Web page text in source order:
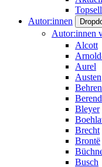
Autor:innen
Autor:innen
Alcott
Aurel
Austen
Berend
Bleyer
Brecht
Brontë
Busch